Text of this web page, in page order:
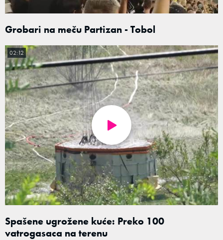
Grobari na meču Partizan - Tobol
Spašene ugrožene kuće: Preko 100
vatrogasaca na terenu
02:12